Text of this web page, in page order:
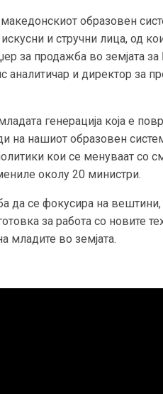
образовен
и стручни лица, од
за продажба во земјата
и директор за
генерација која е
на нашиот образовен
кои се менуваат со
околу 20 министри.
да се фокусира на
за работа со новите
младите во земјата.